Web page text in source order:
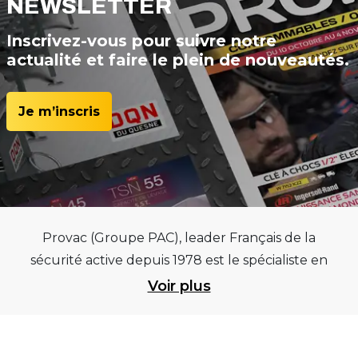
NEWSLETTER
Inscrivez-vous pour suivre notre
actualité et faire le plein de nouveautés.
Je m’inscris
Provac (Groupe PAC), leader Français de la
sécurité active depuis 1978 est le spécialiste en
équipements pour garages et centres
Voir plus